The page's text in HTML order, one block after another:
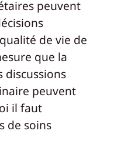
peuvent
de vie de
que la
discussions
peuvent
il faut
de soins